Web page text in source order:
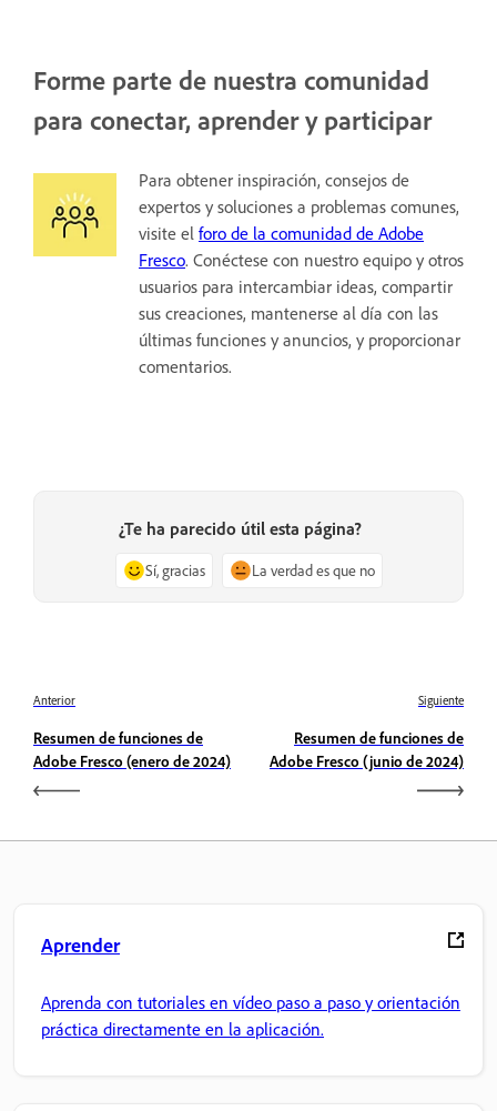
Forme parte de nuestra comunidad
para conectar, aprender y participar
Para obtener inspiración, consejos de
expertos y soluciones a problemas comunes,
visite el foro de la comunidad de Adobe
Fresco. Conéctese con nuestro equipo y otros
usuarios para intercambiar ideas, compartir
sus creaciones, mantenerse al día con las
últimas funciones y anuncios, y proporcionar
comentarios.
¿Te ha parecido útil esta página?
Sí, gracias La verdad es que no
Anterior
Resumen de funciones de
Adobe Fresco (enero de 2024)
Siguiente
Resumen de funciones de
Adobe Fresco (junio de 2024)
Aprender
Aprenda con tutoriales en vídeo paso a paso y orientación
práctica directamente en la aplicación.